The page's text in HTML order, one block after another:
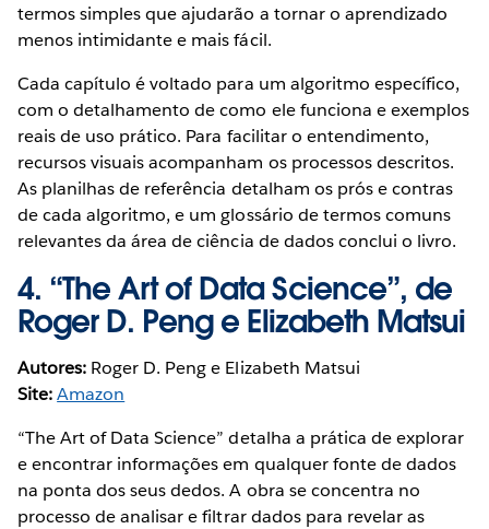
termos simples que ajudarão a tornar o aprendizado
menos intimidante e mais fácil.
Cada capítulo é voltado para um algoritmo específico,
com o detalhamento de como ele funciona e exemplos
reais de uso prático. Para facilitar o entendimento,
recursos visuais acompanham os processos descritos.
As planilhas de referência detalham os prós e contras
de cada algoritmo, e um glossário de termos comuns
relevantes da área de ciência de dados conclui o livro.
4. “The Art of Data Science”, de
Roger D. Peng e Elizabeth Matsui
Autores: Roger D. Peng e Elizabeth Matsui
Site:Amazon
“The Art of Data Science” detalha a prática de explorar
e encontrar informações em qualquer fonte de dados
na ponta dos seus dedos. A obra se concentra no
processo de analisar e filtrar dados para revelar as